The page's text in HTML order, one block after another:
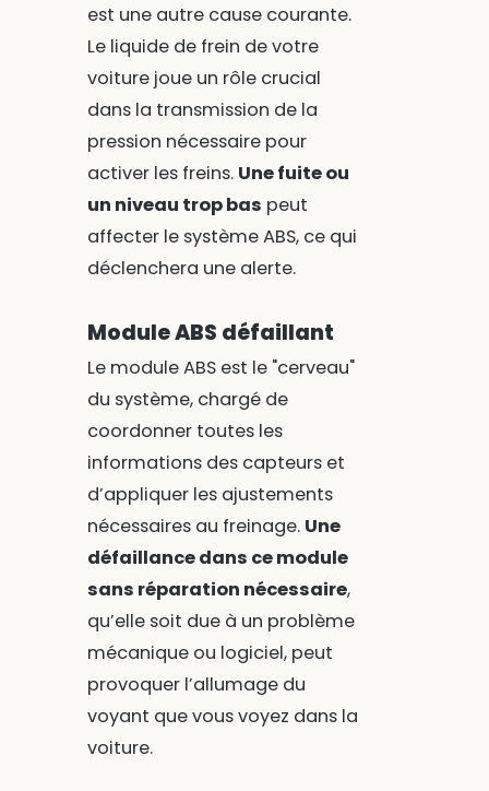
est une autre cause courante.
Le liquide de frein de votre
voiture joue un rôle crucial
dans la transmission de la
pression nécessaire pour
activer les freins. Une fuite ou
un niveau trop bas peut
affecter le système ABS, ce qui
déclenchera une alerte.
Module ABS défaillant
Le module ABS est le "cerveau"
du système, chargé de
coordonner toutes les
informations des capteurs et
d’appliquer les ajustements
nécessaires au freinage. Une
défaillance dans ce module
sans réparation nécessaire,
qu’elle soit due à un problème
mécanique ou logiciel, peut
provoquer l’allumage du
voyant que vous voyez dans la
voiture.